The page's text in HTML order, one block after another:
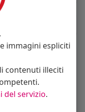
immagini espliciti
contenuti illeciti
del servizio.